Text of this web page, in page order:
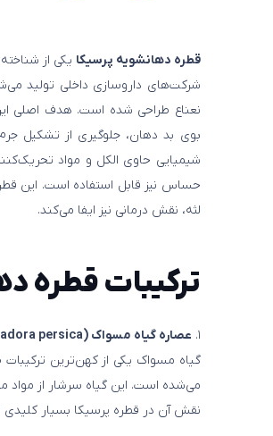
قطره دهانشویه پرسیکا یکی از
شرکت‌های داروسازی داخلی تولید
نعناع طراحی شده است. هدف اصلی
بوی بد دهان، جلوگیری از تشکیل
شیمیایی حاوی الکل و مواد
حساس نیز قابل استفاده است. این
لثه، نقش درمانی نیز ایفا می‌کند.
ترکیبات قطره
۱. عصاره گیاه مسواک (Salvadora persica)
گیاه مسواک یکی از کهن‌ترین
می‌شده است. این گیاه سرشار از مواد
نقش آن در قطره پرسیکا بسیار کلیدی